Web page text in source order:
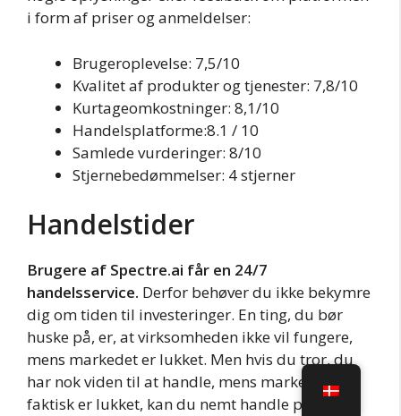
i form af priser og anmeldelser:
Brugeroplevelse: 7,5/10
Kvalitet af produkter og tjenester: 7,8/10
Kurtageomkostninger: 8,1/10
Handelsplatforme:8.1 / 10
Samlede vurderinger: 8/10
Stjernebedømmelser: 4 stjerner
Handelstider
Brugere af Spectre.ai får en 24/7
handelsservice. Derfor behøver du ikke bekymre
dig om tiden til investeringer. En ting, du bør
huske på, er, at virksomheden ikke vil fungere,
mens markedet er lukket. Men hvis du tror, du
har nok viden til at handle, mens markedet
faktisk er lukket, kan du nemt handle på denne